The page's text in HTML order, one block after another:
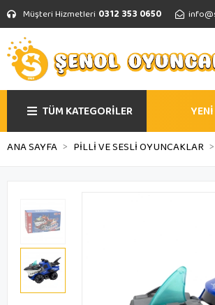
Müşteri Hizmetleri 0312 353 0650
TÜM KATEGORİLER
ANA SAYFA PİLLİ VE SESLİ OYUNCAKLAR